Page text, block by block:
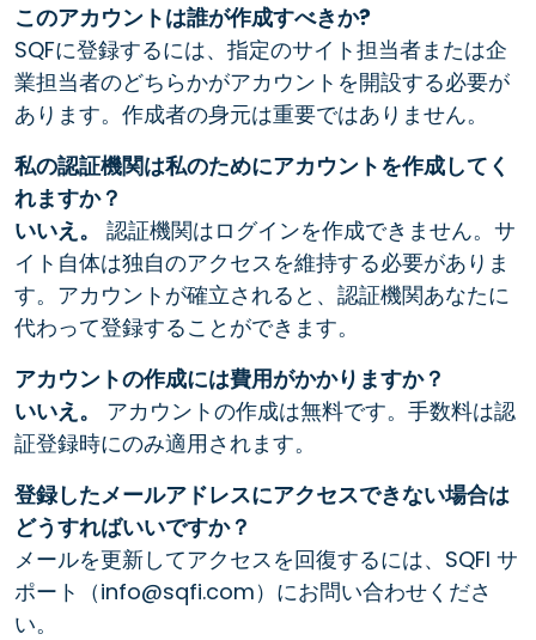
このアカウントは誰が作成すべきか?
SQFに登録するには、指定のサイト担当者または企
業担当者のどちらかがアカウントを開設する必要が
あります。作成者の身元は重要ではありません。
私の認証機関は私のためにアカウントを作成してく
れますか？
いいえ。
認証機関はログインを作成できません。サ
イト自体は独自のアクセスを維持する必要がありま
す。アカウントが確立されると、認証機関あなたに
代わって登録することができます。
アカウントの作成には費用がかかりますか？
いいえ。
アカウントの作成は無料です。手数料は認
証登録時にのみ適用されます。
登録したメールアドレスにアクセスできない場合は
どうすればいいですか？
メールを更新してアクセスを回復するには、SQFI サ
ポート（info@sqfi.com）にお問い合わせくださ
い。